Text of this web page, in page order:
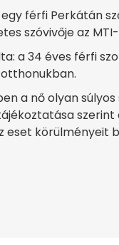
férfi Perkátán
szóvivője az
a 34 éves férfi
a nő olyan
körülményeit